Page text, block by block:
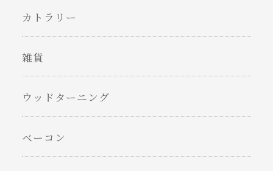
カトラリー
雑貨
ウッドターニング
ベーコン